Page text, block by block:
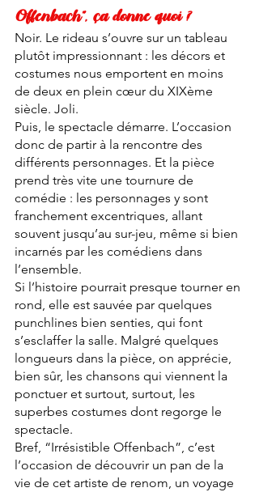
Offenbach”, ça donne quoi ?
Noir. Le rideau s’ouvre sur un tableau
plutôt impressionnant : les décors et
costumes nous emportent en moins
de deux en plein cœur du XIXème
siècle. Joli.
Puis, le spectacle démarre. L’occasion
donc de partir à la rencontre des
différents personnages. Et la pièce
prend très vite une tournure de
comédie : les personnages y sont
franchement excentriques, allant
souvent jusqu’au sur-jeu, même si bien
incarnés par les comédiens dans
l’ensemble.
Si l’histoire pourrait presque tourner en
rond, elle est sauvée par quelques
punchlines bien senties, qui font
s’esclaffer la salle. Malgré quelques
longueurs dans la pièce, on apprécie,
bien sûr, les chansons qui viennent la
ponctuer et surtout, surtout, les
superbes costumes dont regorge le
spectacle.
Bref, “Irrésistible Offenbach”, c’est
l’occasion de découvrir un pan de la
vie de cet artiste de renom, un voyage